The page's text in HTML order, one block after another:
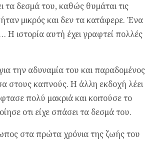
τα δεσμά του, καθώς θυμάται τις
μικρός και δεν τα κατάφερε. Ένα
ιστορία αυτή έχει γραφτεί πολλές
την αδυναμία του και παραδομένος
στους καπνούς. Η άλλη εκδοχή λέει
πολύ μακριά και κοιτούσε το
οτι είχε σπάσει τα δεσμά του.
στα πρώτα χρόνια της ζωής του